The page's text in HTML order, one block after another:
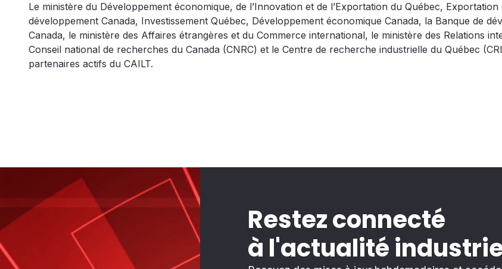
Le ministère du Développement économique, de l’Innovation et de l’Exportation du Québec, Exportation
développement Canada, Investissement Québec, Développement économique Canada, la Banque de
Canada, le ministère des Affaires étrangères et du Commerce international, le ministère des Relations
Conseil national de recherches du Canada (CNRC) et le Centre de recherche industrielle du Québec
partenaires actifs du CAILT.
Restez connecté
à l'actualité